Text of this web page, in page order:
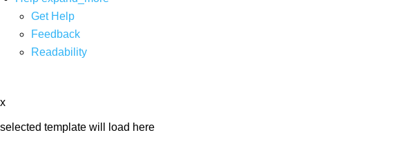
Get Help
Feedback
Readability
x
selected template will load here